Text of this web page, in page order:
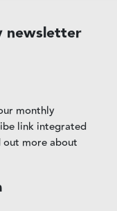
newsletter
monthly
link integrated
more about